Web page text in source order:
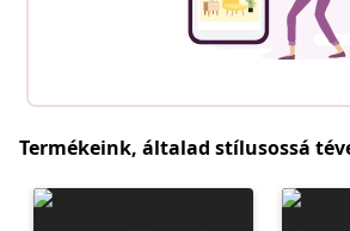
Termékeink, általad stílusossá